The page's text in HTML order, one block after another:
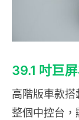
39.1 吋巨
高階版車款
整個中控台，